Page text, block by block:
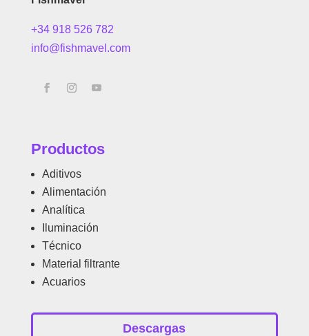
+34 918 526 782
info@fishmavel.com
Productos
Aditivos
Alimentación
Analítica
Iluminación
Técnico
Material filtrante
Acuarios
Descargas